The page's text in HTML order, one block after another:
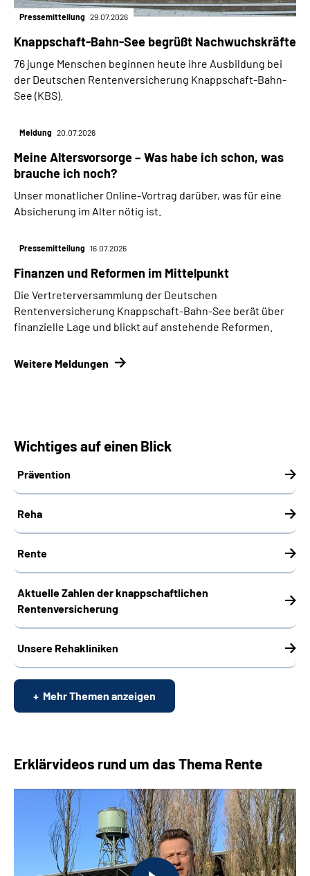
Pressemitteilung 29.07.2026
Knappschaft-Bahn-See begrüßt Nachwuchskräfte
76 junge Menschen beginnen heute ihre Ausbildung bei
der Deutschen Rentenversicherung Knappschaft-Bahn-
See (KBS).
Meldung 20.07.2026
Meine Altersvorsorge – Was habe ich schon, was
brauche ich noch?
Unser monatlicher Online-Vortrag darüber, was für eine
Absicherung im Alter nötig ist.
Pressemitteilung 16.07.2026
Finanzen und Reformen im Mittelpunkt
Die Vertreterversammlung der Deutschen
Rentenversicherung Knappschaft-Bahn-See berät über
finanzielle Lage und blickt auf anstehende Reformen.
Weitere Meldungen
Wichtiges auf einen Blick
Prävention
Reha
Rente
Aktuelle Zahlen der knappschaftlichen
Rentenversicherung
Unsere Rehakliniken
Mehr Themen anzeigen
Erklärvideos rund um das Thema Rente